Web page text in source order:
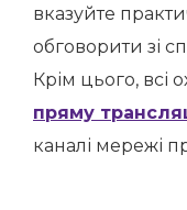
вказуйте
обговорити зі
Крім цього, всі
пряму
каналі мережі